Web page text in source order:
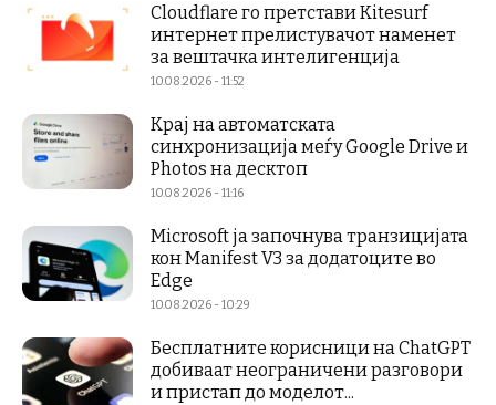
Cloudflare го претстави Kitesurf
интернет прелистувачот наменет
за вештачка интелигенција
10.08.2026 - 11:52
Крај на автоматската
синхронизација меѓу Google Drive и
Photos на десктоп
10.08.2026 - 11:16
Microsoft ја започнува транзицијата
кон Manifest V3 за додатоците во
Edge
10.08.2026 - 10:29
Бесплатните корисници на ChatGPT
добиваат неограничени разговори
и пристап до моделот...